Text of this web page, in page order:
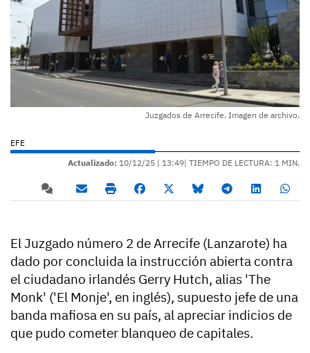
Juzgados de Arrecife. Imagen de archivo.
EFE
Actualizado: 10/12/25 | 13:49| TIEMPO DE LECTURA: 1 MIN.
El Juzgado número 2 de Arrecife (Lanzarote) ha
dado por concluida la instrucción abierta contra
el ciudadano irlandés Gerry Hutch, alias 'The
Monk' ('El Monje', en inglés), supuesto jefe de una
banda mafiosa en su país, al apreciar indicios de
que pudo cometer blanqueo de capitales.